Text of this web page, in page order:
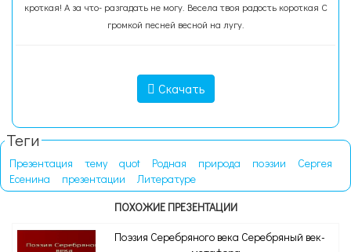
кроткая! А за что- разгадать не могу. Весела твоя радость короткая С
громкой песней весной на лугу.
Скачать
Теги
Презентация тему quot Родная природа поэзии
Сергея
Есенина
презентации
Литературе
ПОХОЖИЕ ПРЕЗЕНТАЦИИ
Поэзия Серебряного века Серебряный век-